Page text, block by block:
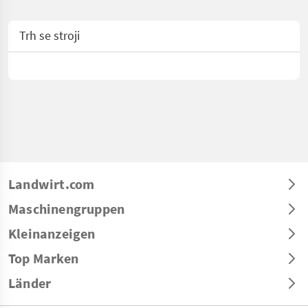
Trh se stroji
Landwirt.com
Maschinengruppen
Kleinanzeigen
Top Marken
Länder